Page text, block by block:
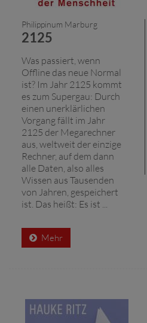
Philippinum Marburg
2125
Was passiert, wenn
Offline das neue Normal
ist? Im Jahr 2125 kommt
es zum Supergau: Durch
einen unerklärlichen
Vorgang fällt im Jahr
2125 der Megarechner
aus, weltweit der einzige
Rechner, auf dem dann
alle Daten, also alles
Wissen aus Tausenden
von Jahren, gespeichert
ist. Das heißt: Es ist ...
Mehr